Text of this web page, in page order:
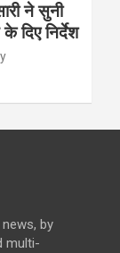
ने सुनी
दिए निर्देश
by
multi-